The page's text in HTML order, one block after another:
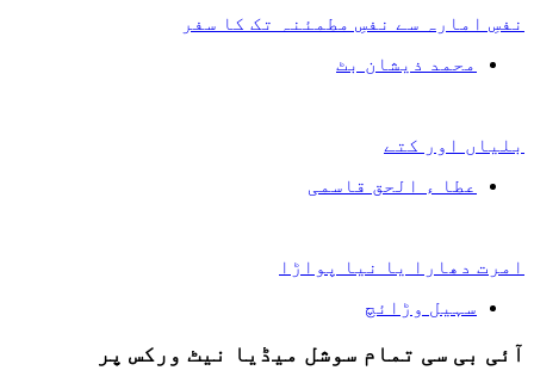
نفسِ امارہ سے نفسِ مطمئنہ تک کا سفر
محمد ذیشان بٹ
بلیاں اور کتے
عطا ء الحق قاسمی
امرت دھارا یا نیا پواڑا
سہیل وڑائچ
آئی بی سی تمام سوشل میڈیا نیٹ ورکس پر